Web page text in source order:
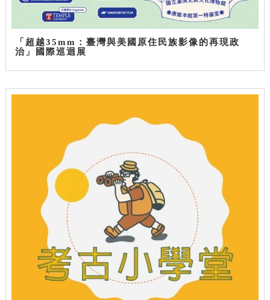
「超越35mm：臺灣與美國原住民族影像的再現政
治」國際巡迴展